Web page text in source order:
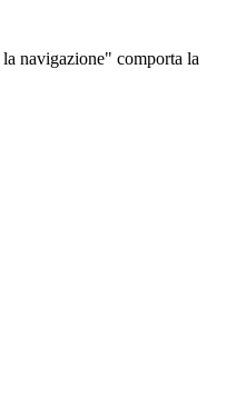
navigazione" comporta la